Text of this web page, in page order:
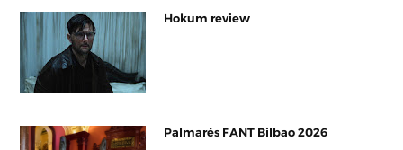
Hokum review
Palmarés FANT Bilbao 2026